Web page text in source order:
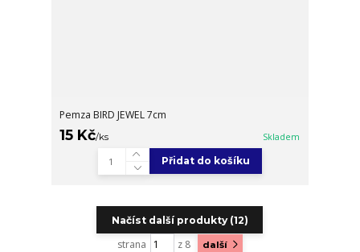
Pemza BIRD JEWEL 7cm
15 Kč/ks Skladem
Přidat do košíku
Načíst další produkty (12)
strana z 8 další